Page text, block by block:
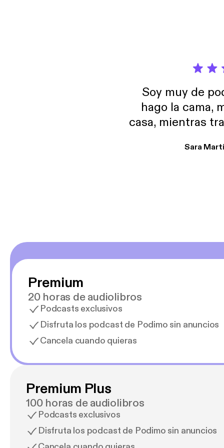
Soy muy de
hago la cama,
casa, mientras
encantan. De
Sara
Premium
20 horas de audiolibros
Podcasts exclusivos
Disfruta los podcast de Podimo sin anuncios
Cancela cuando quieras
Premium Plus
100 horas de audiolibros
Podcasts exclusivos
Disfruta los podcast de Podimo sin anuncios